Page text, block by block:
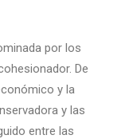
por los
De
y la
y las
entre las